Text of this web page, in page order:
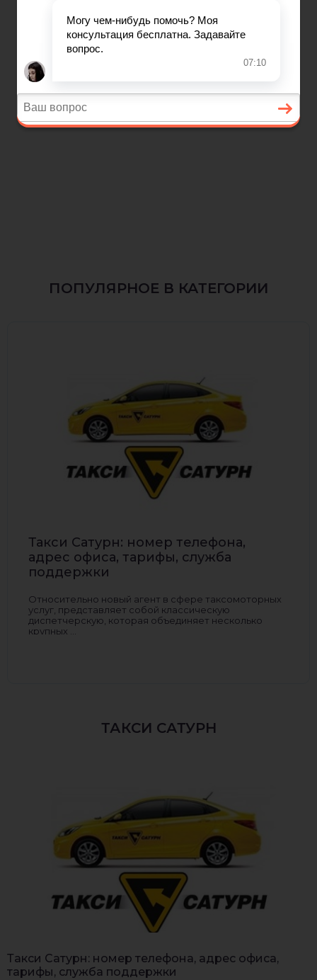
ПОПУЛЯРНОЕ В КАТЕГОРИИ
Такси Сатурн: номер телефона,
адрес офиса, тарифы, служба
поддержки
Относительно новый агент в сфере таксомоторных
услуг, представляет собой классическую
диспетчерскую, которая объединяет несколько
крупных ...
ТАКСИ САТУРН
Такси Сатурн: номер телефона, адрес офиса,
тарифы, служба поддержки